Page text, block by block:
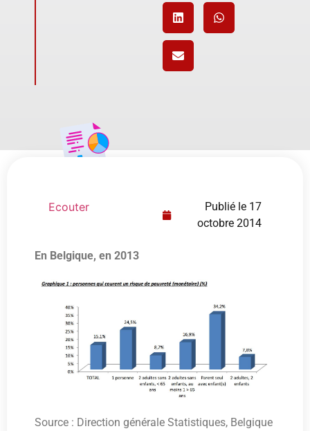
Ecouter Publié le 17
octobre 2014
En Belgique, en 2013
Source : Direction générale Statistiques, Belgique